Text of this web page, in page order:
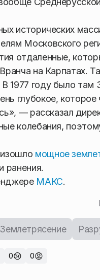
исторических
Московского
отдаленные,
на Карпатах.
году было там
глубокое,
— рассказал
колебания,
мощное
ранения.
МАКС.
Землетрясение
0😢 0😡